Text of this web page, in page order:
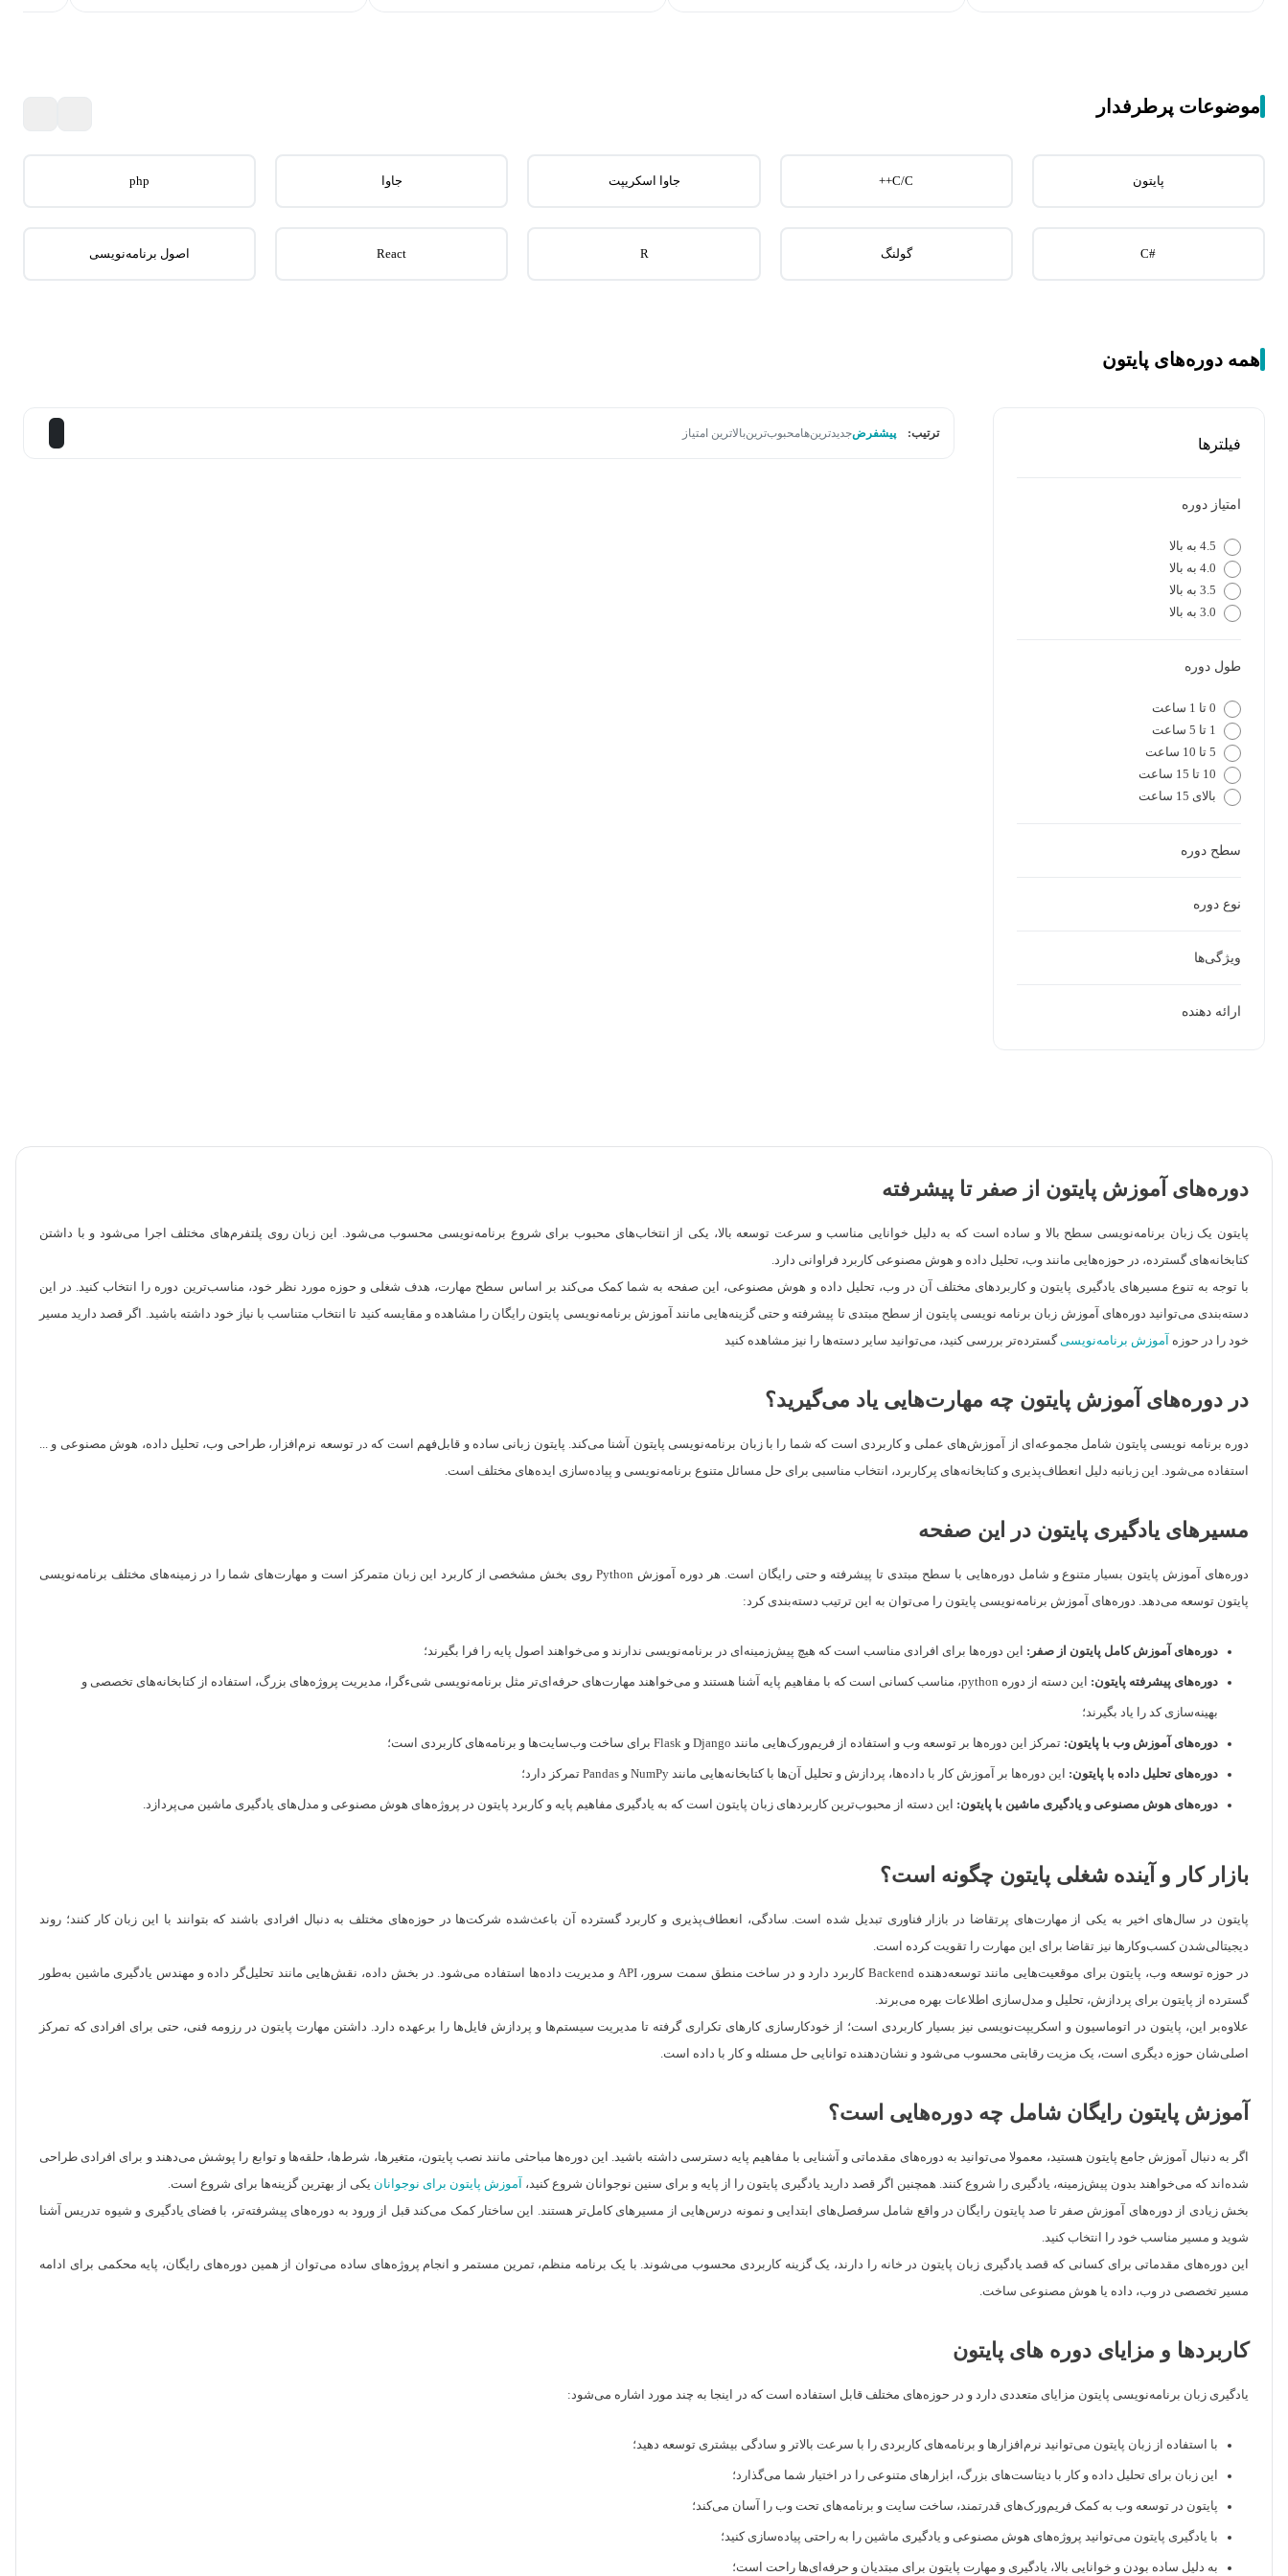
موضوعات پرطرفدار
پایتون C/C++ جاوا اسکریپت جاوا php
#C گولنگ R
React اصول برنامه‌نویسی
همه دوره‌های پایتون
فیلترها
امتیاز دوره
4.5 به بالا
4.0 به بالا
3.5 به بالا
3.0 به بالا
طول دوره
0 تا 1 ساعت
1 تا 5 ساعت
5 تا 10 ساعت
10 تا 15 ساعت
بالای 15 ساعت
سطح دوره
نوع دوره
ویژگی‌ها
ارائه دهنده
ترتیب: پیشفرضجدیدترین‌هامحبوب‌ترینبالاترین امتیاز
دوره‌های آموزش پایتون از صفر تا پیشرفته
پایتون یک زبان برنامه‌نویسی سطح بالا و ساده است که به دلیل خوانایی مناسب و سرعت توسعه بالا، یکی از انتخاب‌های محبوب برای شروع برنامه‌نویسی محسوب می‌شود. این زبان روی پلتفرم‌های مختلف اجرا می‌شود و با داشتن
کتابخانه‌های گسترده، در حوزه‌هایی مانند وب، تحلیل داده و هوش مصنوعی کاربرد فراوانی دارد.
با توجه به تنوع مسیرهای یادگیری پایتون و کاربردهای مختلف آن در وب، تحلیل داده و هوش مصنوعی، این صفحه به شما کمک می‌کند بر اساس سطح مهارت، هدف شغلی و حوزه مورد نظر خود، مناسب‌ترین دوره را انتخاب کنید. در این
دسته‌بندی می‌توانید دوره‌های آموزش زبان برنامه نویسی پایتون از سطح مبتدی تا پیشرفته و حتی گزینه‌هایی مانند آموزش برنامه‌نویسی پایتون رایگان را مشاهده و مقایسه کنید تا انتخاب متناسب با نیاز خود داشته باشید. اگر قصد دارید مسیر
خود را در حوزه
آموزش برنامه‌نویسی گسترده‌تر بررسی کنید، می‌توانید سایر دسته‌ها را نیز مشاهده کنید
در دوره‌های آموزش پایتون چه مهارت‌هایی یاد می‌گیرید؟
دوره برنامه نویسی پایتون شامل مجموعه‌ای از آموزش‌های عملی و کاربردی است که شما را با زبان برنامه‌نویسی پایتون آشنا می‌کند. پایتون زبانی ساده و قابل‌فهم است که در توسعه نرم‌افزار، طراحی وب، تحلیل داده، هوش مصنوعی و ...
استفاده می‌شود. این زبانبه دلیل انعطاف‌پذیری و کتابخانه‌های پرکاربرد، انتخاب مناسبی برای حل مسائل متنوع برنامه‌نویسی و پیاده‌سازی ایده‌های مختلف است.
مسیرهای یادگیری پایتون در این صفحه
دوره‌های آموزش پایتون بسیار متنوع و شامل دوره‌هایی با سطح مبتدی تا پیشرفته و حتی رایگان است. هر دوره آموزش Python روی بخش مشخصی از کاربرد این زبان متمرکز است و مهارت‌های شما را در زمینه‌های مختلف برنامه‌نویسی
پایتون توسعه می‌دهد. دوره‌های آموزش برنامه‌نویسی پایتون را می‌توان به این ترتیب دسته‌بندی کرد:
دوره‌های آموزش کامل پایتون از صفر: این دوره‌ها برای افرادی مناسب است که هیچ پیش‌زمینه‌ای در برنامه‌نویسی ندارند و می‌خواهند اصول پایه را فرا بگیرند؛
دوره‌های پیشرفته پایتون: این دسته از دوره python، مناسب کسانی است که با مفاهیم پایه آشنا هستند و می‌خواهند مهارت‌های حرفه‌ای‌تر مثل برنامه‌نویسی شیءگرا، مدیریت پروژه‌های بزرگ، استفاده از کتابخانه‌های تخصصی و
بهینه‌سازی کد را یاد بگیرند؛
دوره‌های آموزش وب با پایتون: تمرکز این دوره‌ها بر توسعه وب و استفاده از فریم‌ورک‌هایی مانند Django و Flask برای ساخت وب‌سایت‌ها و برنامه‌های کاربردی است؛
دوره‌های تحلیل داده با پایتون: این دوره‌ها بر آموزش کار با داده‌ها، پردازش و تحلیل آن‌ها با کتابخانه‌هایی مانند NumPy و Pandas تمرکز دارد؛
دوره‌های هوش مصنوعی و یادگیری ماشین با پایتون: این دسته از محبوب‌ترین کاربردهای زبان پایتون است که به یادگیری مفاهیم پایه و کاربرد پایتون در پروژه‌های هوش مصنوعی و مدل‌های یادگیری ماشین می‌پردازد.
بازار کار و آینده شغلی پایتون چگونه است؟
پایتون در سال‌های اخیر به یکی از مهارت‌های پرتقاضا در بازار فناوری تبدیل شده است. سادگی، انعطاف‌پذیری و کاربرد گسترده آن باعث‌شده شرکت‌ها در حوزه‌های مختلف به دنبال افرادی باشند که بتوانند با این زبان کار کنند؛ روند
دیجیتالی‌شدن کسب‌وکارها نیز تقاضا برای این مهارت را تقویت کرده است.
در حوزه توسعه وب، پایتون برای موقعیت‌هایی مانند توسعه‌دهنده Backend کاربرد دارد و در ساخت منطق سمت سرور، API و مدیریت داده‌ها استفاده می‌شود. در بخش داده، نقش‌هایی مانند تحلیل‌گر داده و مهندس یادگیری ماشین به‌طور
گسترده از پایتون برای پردازش، تحلیل و مدل‌سازی اطلاعات بهره می‌برند.
علاوه‌بر این، پایتون در اتوماسیون و اسکریپت‌نویسی نیز بسیار کاربردی است؛ از خودکارسازی کارهای تکراری گرفته تا مدیریت سیستم‌ها و پردازش فایل‌ها را برعهده دارد. داشتن مهارت پایتون در رزومه فنی، حتی برای افرادی که تمرکز
اصلی‌شان حوزه دیگری است، یک مزیت رقابتی محسوب می‌شود و نشان‌دهنده توانایی حل مسئله و کار با داده است.
آموزش پایتون رایگان شامل چه دوره‌هایی است؟
اگر به دنبال آموزش جامع پایتون هستید، معمولا می‌توانید به دوره‌های مقدماتی و آشنایی با مفاهیم پایه دسترسی داشته باشید. این دوره‌ها مباحثی مانند نصب پایتون، متغیرها، شرط‌ها، حلقه‌ها و توابع را پوشش می‌دهند و برای افرادی طراحی
شده‌اند که می‌خواهند بدون پیش‌زمینه، یادگیری را شروع کنند. همچنین اگر قصد دارید یادگیری پایتون را از پایه و برای سنین نوجوانان شروع کنید،
آموزش پایتون برای نوجوانان یکی از بهترین گزینه‌ها برای شروع است.
بخش زیادی از دوره‌های آموزش صفر تا صد پایتون رایگان در واقع شامل سرفصل‌های ابتدایی و نمونه درس‌هایی از مسیرهای کامل‌تر هستند. این ساختار کمک می‌کند قبل از ورود به دوره‌های پیشرفته‌تر، با فضای یادگیری و شیوه تدریس آشنا
شوید و مسیر مناسب خود را انتخاب کنید.
این دوره‌های مقدماتی برای کسانی که قصد یادگیری زبان پایتون در خانه را دارند، یک گزینه کاربردی محسوب می‌شوند. با یک برنامه منظم، تمرین مستمر و انجام پروژه‌های ساده می‌توان از همین دوره‌های رایگان، پایه محکمی برای ادامه
مسیر تخصصی در وب، داده یا هوش مصنوعی ساخت.
کاربردها و مزایای دوره های پایتون
یادگیری زبان برنامه‌نویسی پایتون مزایای متعددی دارد و در حوزه‌های مختلف قابل استفاده است که در اینجا به چند مورد اشاره می‌شود:
با استفاده از زبان پایتون می‌توانید نرم‌افزار‌ها و برنامه‌های کاربردی را با سرعت بالاتر و سادگی بیشتری توسعه دهید؛
این زبان برای تحلیل داده و کار با دیتاست‌های بزرگ، ابزارهای متنوعی را در اختیار شما می‌گذارد؛
پایتون در توسعه وب به کمک فریم‌ورک‌های قدرتمند، ساخت سایت و برنامه‌های تحت وب را آسان می‌کند؛
با یادگیری پایتون می‌توانید پروژه‌های هوش مصنوعی و یادگیری ماشین را به راحتی پیاده‌سازی کنید؛
به دلیل ساده بودن و خوانایی بالا، یادگیری و مهارت پایتون برای مبتدیان و حرفه‌ای‌ها راحت است؛